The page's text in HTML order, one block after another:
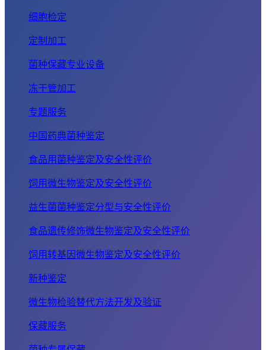
细胞检定
定制加工
菌种保藏专业设备
冻干管加工
专题服务
中国药典菌种鉴定
食品用菌种鉴定及安全性评价
饲用微生物鉴定及安全性评价
益生菌菌种鉴定分型与安全性评价
食品遗传修饰微生物鉴定及安全性评价
饲用转基因微生物鉴定及安全性评价
新种鉴定
微生物检验替代方法开发及验证
保藏服务